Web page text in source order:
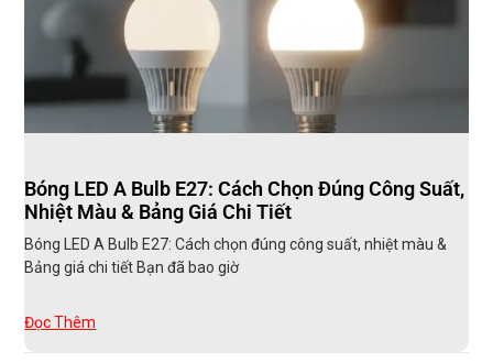
Bóng LED A Bulb E27: Cách Chọn Đúng Công Suất,
Nhiệt Màu & Bảng Giá Chi Tiết
Bóng LED A Bulb E27: Cách chọn đúng công suất, nhiệt màu &
Bảng giá chi tiết Bạn đã bao giờ
Đọc Thêm